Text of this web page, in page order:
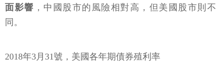
面影響 ，中國股市的風險相對高，但美國股市則不
同。
2018年3月31號，美國各年期債券殖利率